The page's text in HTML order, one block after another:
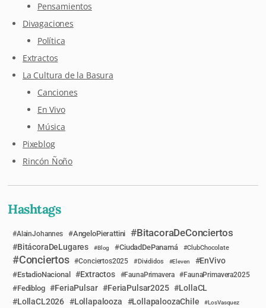
Pensamientos
Divagaciones
Política
Extractos
La Cultura de la Basura
Canciones
En Vivo
Música
Pixeblog
Rincón Ñoño
Hashtags
AlainJohannes AngeloPierattini BitacoraDeConciertos
BitácoraDeLugares Blog CiudadDePanamá ClubChocolate
Conciertos Conciertos2025 Divididos Eleven EnVivo
EstadioNacional Extractos FaunaPrimavera FaunaPrimavera2025
Fediblog FeriaPulsar FeriaPulsar2025
LollaCL
LollaCL2026
Lollapalooza LollapaloozaChile
LosVasquez